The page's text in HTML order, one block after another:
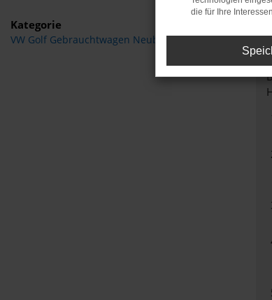
Kategorie
VW Golf Gebrauchtwagen Neubrandenburg
die für Ihre